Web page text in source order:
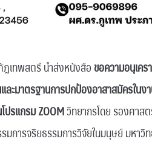
ฎเทพสตรี นำส่งหนังสือขอความอนุเค
ะมาตรฐานการปกป้องอาสาสมัครใน
ปรแกรม ZOOMวิทยากรโดย รองศาส
มการจริยธรรมการวิจัยในมนุษย์ มหาวิ